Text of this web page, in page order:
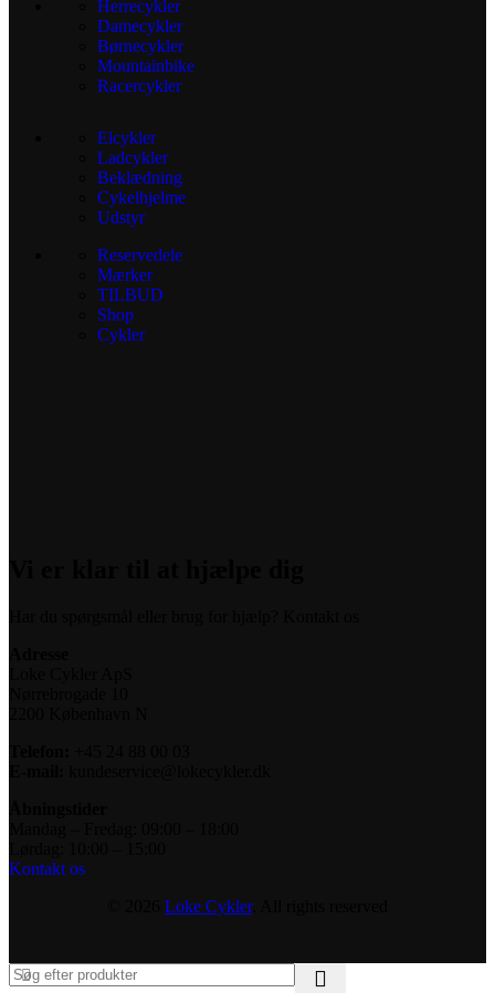
Herrecykler
Damecykler
Børnecykler
Mountainbike
Racercykler
Elcykler
Ladcykler
Beklædning
Cykelhjelme
Udstyr
Reservedele
Mærker
TILBUD
Shop
Cykler
Kontakt os
Loke Cykler. All rights reserved